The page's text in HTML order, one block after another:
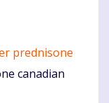
prednisone
canadian